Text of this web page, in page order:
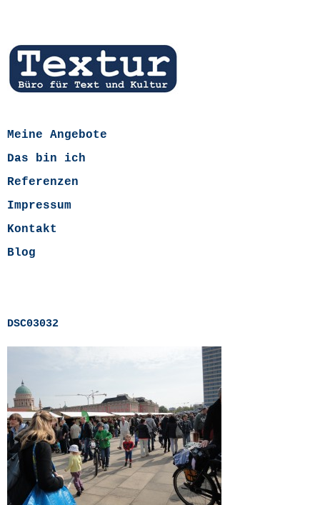
Meine Angebote
Das bin ich
Referenzen
Impressum
Kontakt
Blog
DSC03032